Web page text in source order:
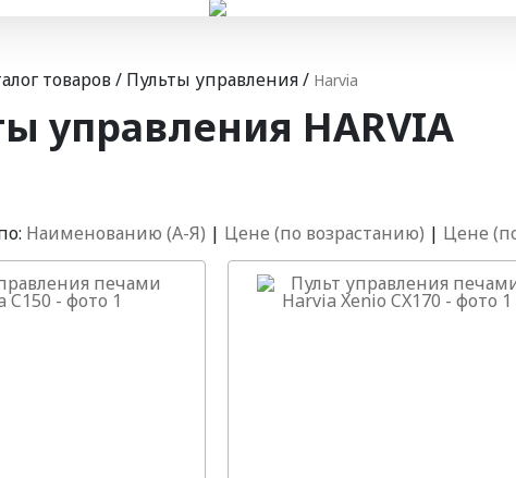
товаров/ Пульты управления/ Harvia
управления НARVIA
Наименованию (А-Я) | Цене (по возрастанию) | Цене